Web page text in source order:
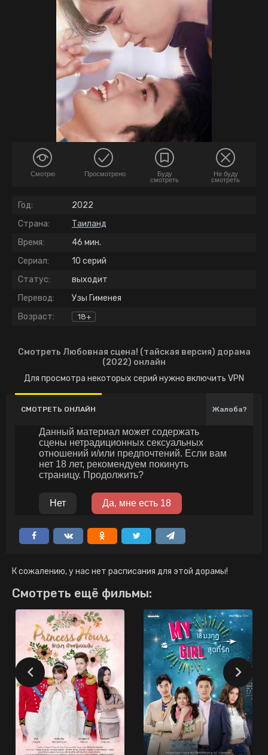
Смотрю Просмотрено
Буду
смотреть
Не буду
смотреть
Год:
2022
Страна:
Таиланд
Время:
46 мин.
Сериал:
10 серий
Статус:
выходит
Перевод:
Узы Гименея
Возраст:
18+
Смотреть Любовная сцена! (тайская версия) дорама
(2022) онлайн
Для просмотра некоторых серий нужно включить VPN
СМОТРЕТЬ ОНЛАЙН Жалоба?
К сожалению, у нас нет расписания для этой дорамы!
Смотреть ещё фильмы: